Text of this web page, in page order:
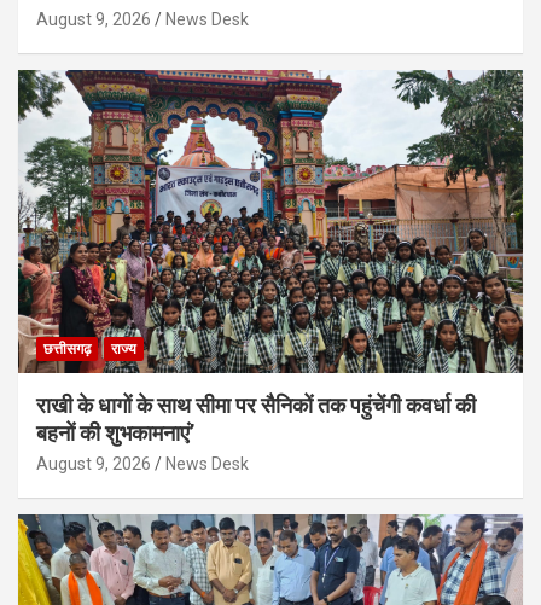
August 9, 2026 News Desk
छत्तीसगढ़ राज्य
राखी के धागों के साथ सीमा पर सैनिकों तक पहुंचेंगी कवर्धा की
बहनों की शुभकामनाएं’
August 9, 2026 News Desk